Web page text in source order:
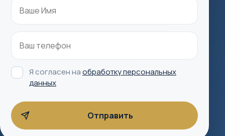
Я согласен наобработку персональных
данных